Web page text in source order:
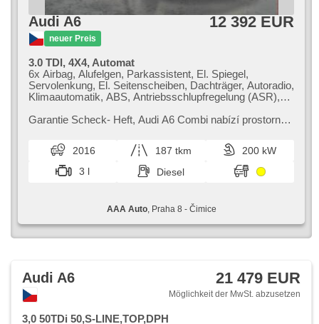
Audi A6
neuer Preis
12 392 EUR
3.0 TDI, 4X4, Automat
6x Airbag, Alufelgen, Parkassistent, El. Spiegel,
Servolenkung, El. Seitenscheiben, Dachträger, Autoradio,
Klimaautomatik, ABS, Antriebsschlupfregelung (ASR),
Stabilitätsprogramm (ESP), Nebelscheinwerfer, beheizte
Anhängerkupplung, Reifendrucksensor,
Automatikgetriebe, Antrieb 4x4
Garantie Scheck​- Heft,​ Audi A6 Combi nabízí prostornou
Vyznačuje se prémiovým k...
2016 187 tkm
200 kW
3 l
Diesel
AAA Auto, Praha 8 - Čimice
Audi A6 21 479 EUR
Möglichkeit der MwSt. abzusetzen
3,0 50TDi 50,S-LINE,TOP,DPH